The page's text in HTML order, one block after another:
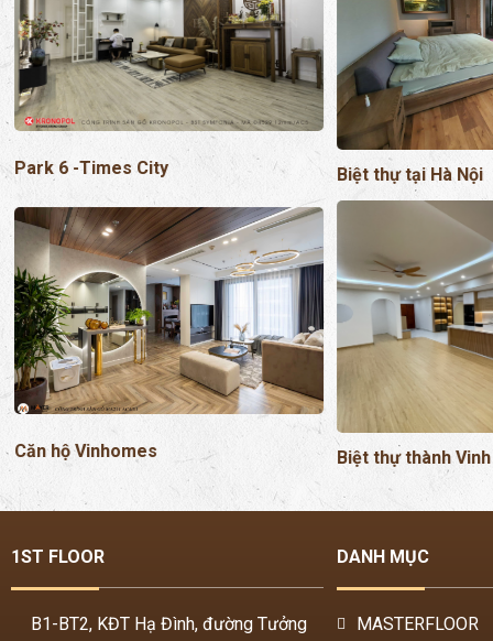
Park 6 -Times City Biệt thự tại Hà Nội
Căn hộ Vinhomes Biệt thự thành Vinh
1ST FLOOR
B1-BT2, KĐT Hạ Đình, đường Tưởng
DANH MỤC
MASTERFLOOR